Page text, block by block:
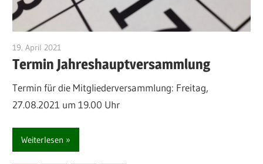
19. April 2021
Termin Jahreshauptversammlung
Termin für die Mitgliederversammlung: Freitag,
27.08.2021 um 19.00 Uhr
Weiterlesen